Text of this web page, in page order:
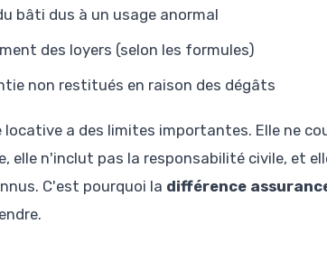
bâti dus à un usage anormal
des loyers (selon les formules)
non restitués en raison des dégâts
a des limites importantes. Elle ne
elle n'inclut pas la responsabilité civile, et
C'est pourquoi la différence